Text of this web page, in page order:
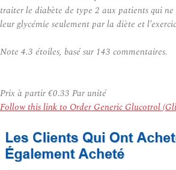
traiter le diabète de type 2 aux patients qui
leur glycémie seulement par la diète et
Note 4.3 étoiles, basé sur 143 commentaires.
Prix à partir€0.33 Par unité
Follow this link to Order Generic Glucotrol